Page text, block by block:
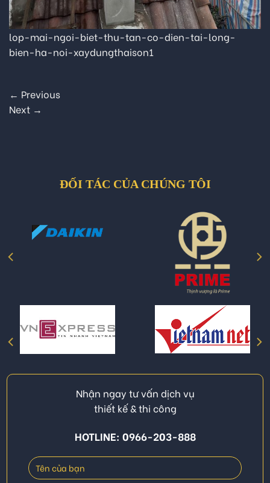
lop-mai-ngoi-biet-thu-tan-co-dien-tai-long-
bien-ha-noi-xaydungthaison1
← Previous
Next →
ĐỐI TÁC CỦA CHÚNG TÔI
Nhận ngay tư vấn dịch vụ
thiết kế & thi công
HOTLINE: 0966-203-888